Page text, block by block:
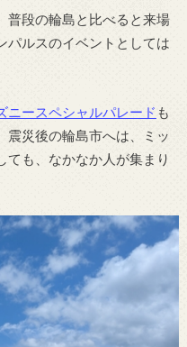
普段の輪島と比べると来場
パルスのイベントとしては
ニースペシャルパレード も
震災後の輪島市へは、ミッ
ても、なかなか人が集まり